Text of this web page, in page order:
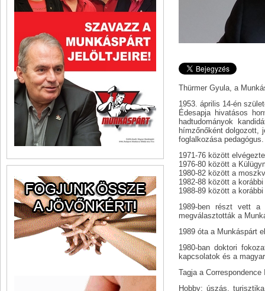
Thürmer Gyula, a
1953. április 14-én
Édesapja hivatásos
hadtudományok
hímzőnőként dolgozott,
foglalkozása pedagógus.
1971-76 között
1976-80 között a
1980-82 között a
1982-88 között a
1988-89 között a
1989-ben részt vett a
megválasztották a
1989 óta a Munkáspárt
1980-ban doktori
kapcsolatok és a
Tagja a
Hobby: úszás,